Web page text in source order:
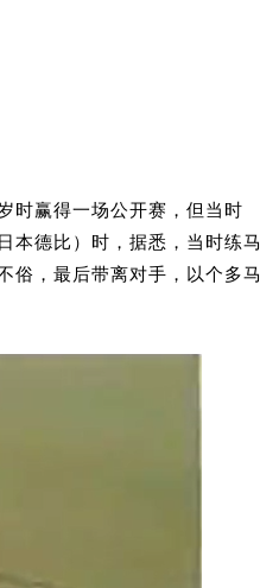
时赢得一场公开赛，但当时
本德比）时，据悉，当时练马
俗，最后带离对手，以个多马